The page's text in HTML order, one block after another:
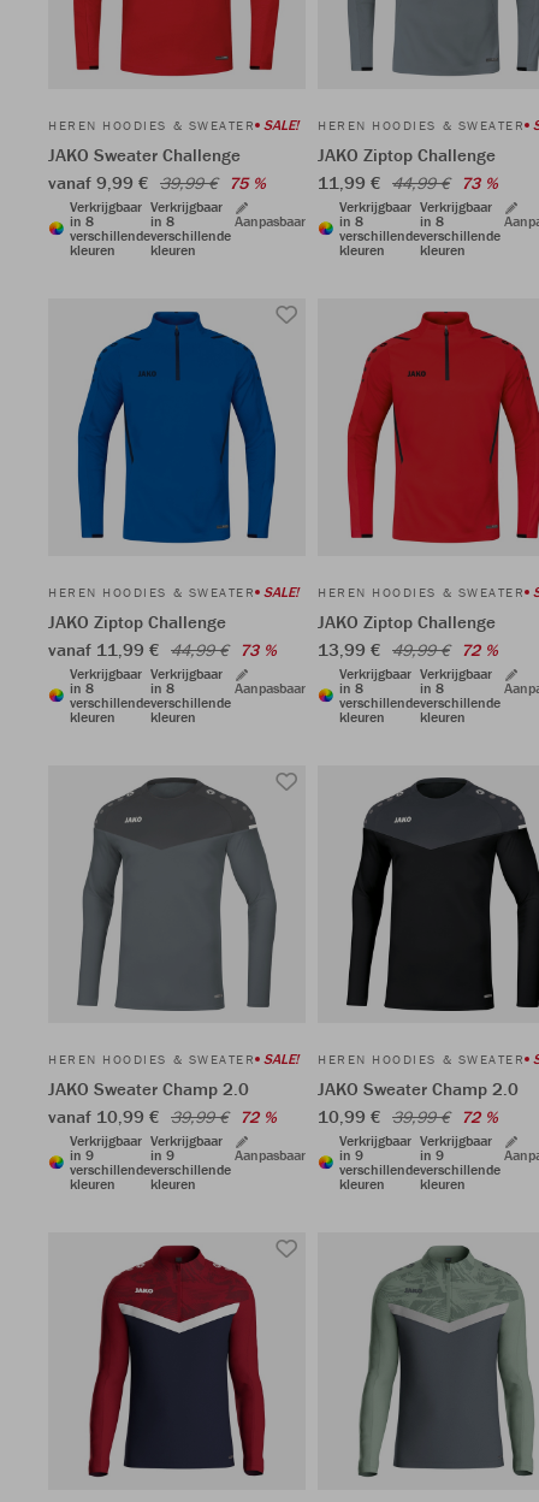
HEREN HOODIES & SWEATER SALE!
JAKO Sweater Challenge
vanaf 9,99 € 39,99 € 75 %
Verkrijgbaar
in 8
verschillende
kleuren
Verkrijgbaar
in 8
verschillende
kleuren
Aanpasbaar
HEREN HOODIES & SWEATER
JAKO Ziptop Challenge
11,99 € 44,99 € 73 %
Verkrijgbaar
in 8
verschillende
kleuren
Verkrijgbaar
in 8
verschillende
kleuren
HEREN HOODIES & SWEATER SALE!
JAKO Ziptop Challenge
vanaf 11,99 € 44,99 € 73 %
Verkrijgbaar
in 8
verschillende
kleuren
Verkrijgbaar
in 8
verschillende
kleuren
Aanpasbaar
HEREN HOODIES & SWEATER
JAKO Ziptop Challenge
13,99 € 49,99 € 72 %
Verkrijgbaar
in 8
verschillende
kleuren
Verkrijgbaar
in 8
verschillende
kleuren
HEREN HOODIES & SWEATER SALE!
JAKO Sweater Champ 2.0
vanaf 10,99 € 39,99 € 72 %
Verkrijgbaar
in 9
verschillende
kleuren
Verkrijgbaar
in 9
verschillende
kleuren
Aanpasbaar
HEREN HOODIES & SWEATER
JAKO Sweater Champ 2.0
10,99 € 39,99 € 72 %
Verkrijgbaar
in 9
verschillende
kleuren
Verkrijgbaar
in 9
verschillende
kleuren